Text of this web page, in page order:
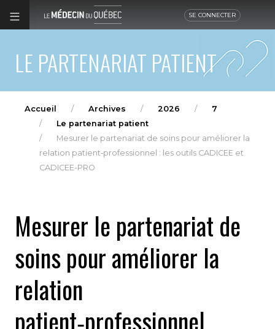
SE CONNECTER
LE PARTENARIAT PATIENT
Accueil Archives 2026
7
Le partenariat patient
Mesurer le partenariat de soins pour améliorer la
relation patient‑professionnel : les outils CADICEE et
CADICEE-PRO
Mesurer le partenariat de
soins pour améliorer la
relation
patient‑professionnel